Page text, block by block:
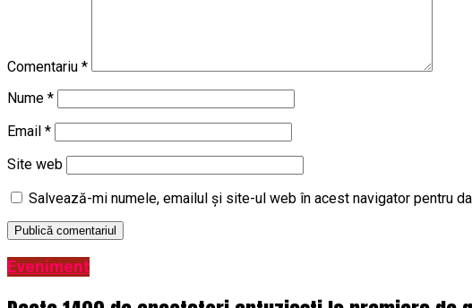
Comentariu *
Nume *
Email *
Site web
Salvează-mi numele, emailul și site-ul web în acest navigator pentru
Eveniment